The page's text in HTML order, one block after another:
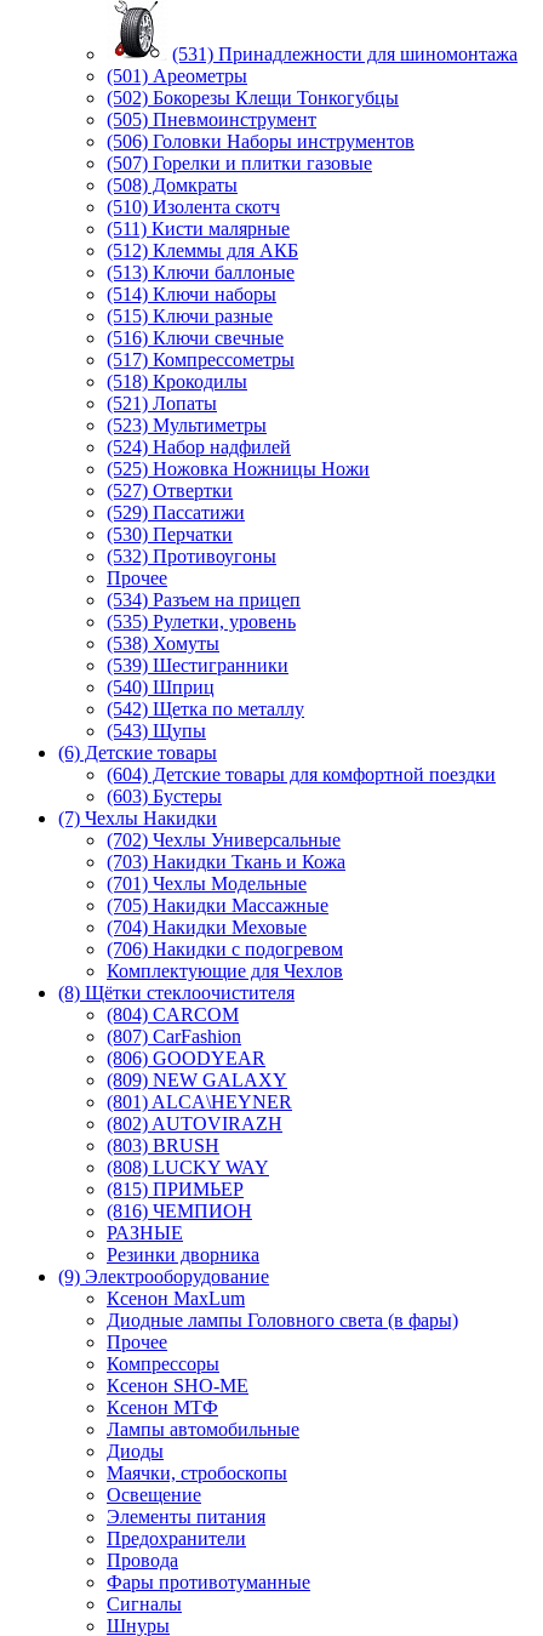
(531) Принадлежности для шиномонтажа
(501) Ареометры
(502) Бокорезы Клещи Тонкогубцы
(505) Пневмоинструмент
(506) Головки Наборы инструментов
(507) Горелки и плитки газовые
(508) Домкраты
(510) Изолента скотч
(511) Кисти малярные
(512) Клеммы для АКБ
(513) Ключи баллоные
(514) Ключи наборы
(515) Ключи разные
(516) Ключи свечные
(517) Компрессометры
(518) Крокодилы
(521) Лопаты
(523) Мультиметры
(524) Набор надфилей
(525) Ножовка Ножницы Ножи
(527) Отвертки
(529) Пассатижи
(530) Перчатки
(532) Противоугоны
Прочее
(534) Разъем на прицеп
(535) Рулетки, уровень
(538) Хомуты
(539) Шестигранники
(540) Шприц
(542) Щетка по металлу
(543) Щупы
(6) Детские товары
(604) Детские товары для комфортной поездки
(603) Бустеры
(7) Чехлы Накидки
(702) Чехлы Универсальные
(703) Накидки Ткань и Кожа
(701) Чехлы Модельные
(705) Накидки Массажные
(704) Накидки Меховые
(706) Накидки с подогревом
Комплектующие для Чехлов
(8) Щётки стеклоочистителя
(804) CARCOM
(807) CarFashion
(806) GOODYEAR
(809) NEW GALAXY
(801) ALCA\HEYNER
(802) AUTOVIRAZH
(803) BRUSH
(808) LUCKY WAY
(815) ПРИМЬЕР
(816) ЧЕМПИОН
РАЗНЫЕ
Резинки дворника
(9) Электрооборудование
Ксенон MaxLum
Диодные лампы Головного света (в фары)
Прочее
Компрессоры
Ксенон SHO-ME
Ксенон МТФ
Лампы автомобильные
Диоды
Маячки, стробоскопы
Освещение
Элементы питания
Предохранители
Провода
Фары противотуманные
Сигналы
Шнуры